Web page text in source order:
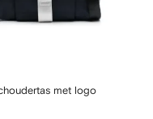
met logo